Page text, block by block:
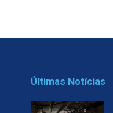
Últimas Notícias